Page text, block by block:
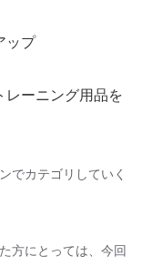
ップ
レーニング用品を
でカテゴリしていく
方にとっては、今回